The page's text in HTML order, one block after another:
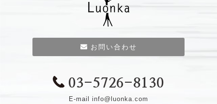
お問い合わせ
03-5726-8130
E-mail info@luonka.com